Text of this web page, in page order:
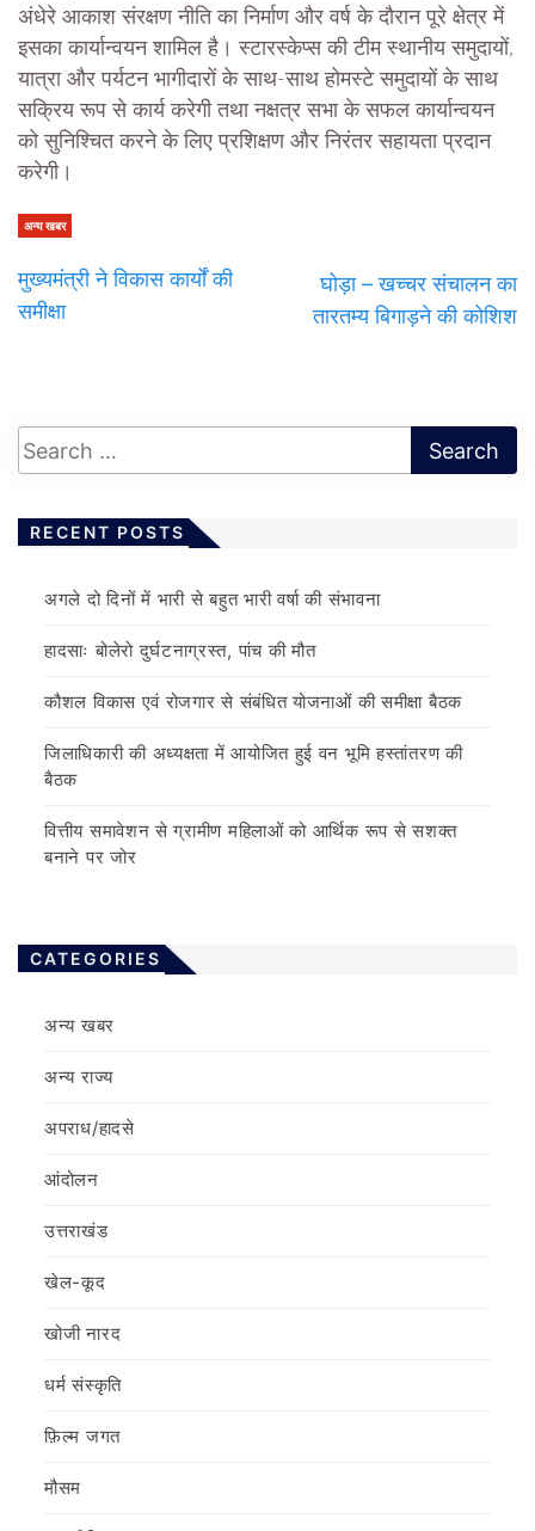
अंधेरे आकाश संरक्षण नीति का निर्माण और वर्ष के दौरान पूरे क्षेत्र में
इसका कार्यान्वयन शामिल है। स्टारस्केप्स की टीम स्थानीय समुदायों,
यात्रा और पर्यटन भागीदारों के साथ-साथ होमस्टे समुदायों के साथ
सक्रिय रूप से कार्य करेगी तथा नक्षत्र सभा के सफल कार्यान्वयन
को सुनिश्चित करने के लिए प्रशिक्षण और निरंतर सहायता प्रदान
करेगी।
अन्य खबर
मुख्यमंत्री ने विकास कार्यों की
समीक्षा
घोड़ा – खच्चर संचालन का
तारतम्य बिगाड़ने की कोशिश
RECENT POSTS
अगले दो दिनों में भारी से बहुत भारी वर्षा की संभावना
हादसाः बोलेरो दुर्घटनाग्रस्त, पांच की मौत
कौशल विकास एवं रोजगार से संबंधित योजनाओं की समीक्षा बैठक
जिलाधिकारी की अध्यक्षता में आयोजित हुई वन भूमि हस्तांतरण की
बैठक
वित्तीय समावेशन से ग्रामीण महिलाओं को आर्थिक रूप से सशक्त
बनाने पर जोर
CATEGORIES
अन्य खबर
अन्य राज्य
अपराध/हादसे
आंदोलन
उत्तराखंड
खेल-कूद
खोजी नारद
धर्म संस्कृति
फ़िल्‍म जगत
मौसम